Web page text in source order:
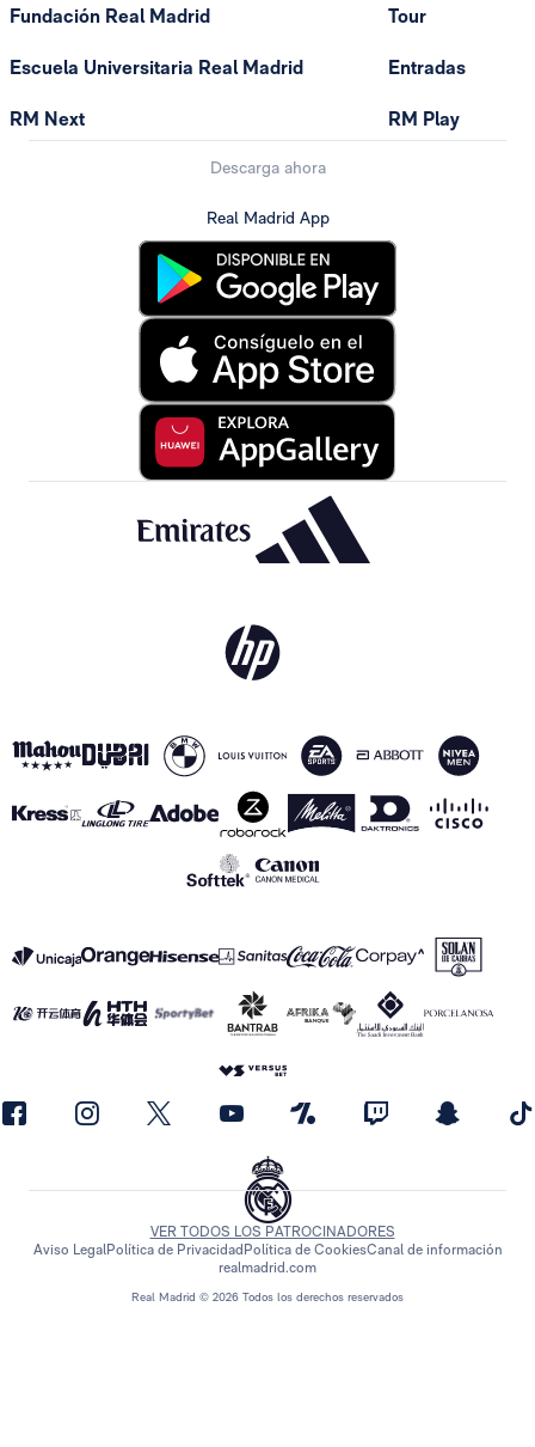
Fundación Real Madrid
Escuela Universitaria Real Madrid
RM Next
Tour
Entradas
RM Play
Descarga ahora
Real Madrid App
Real Madrid © 2026 Todos los derechos reservados
VER TODOS LOS PATROCINADORES
Aviso LegalPolítica de Privacidad Política de CookiesCanal de información
realmadrid.com